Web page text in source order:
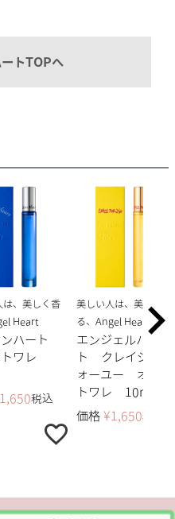
トTOPへ
は、美しく香
Heart
ンハート
トワレ
1,650税込
美しい人は、美しく香
る、Angel Heart
エンジェルハー
ト クレイジーフ
ォーユー オード
トワレ 10mL
価格 ¥1,650税込